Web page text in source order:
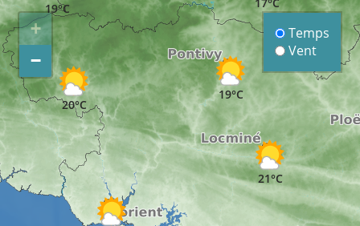
20°C
21°C
19°C
19°C 17°C
+
−
Temps
Vent